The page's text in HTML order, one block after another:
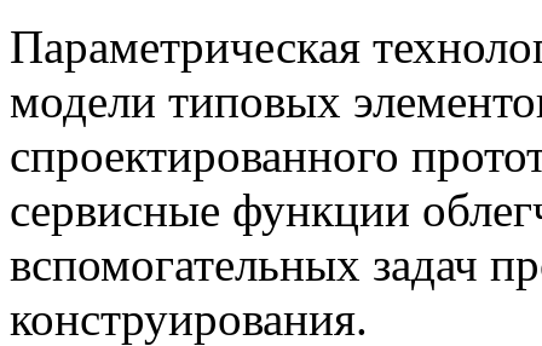
Параметрическая
модели типовых
спроектированного
сервисные функции
вспомогательных задач
конструирования.